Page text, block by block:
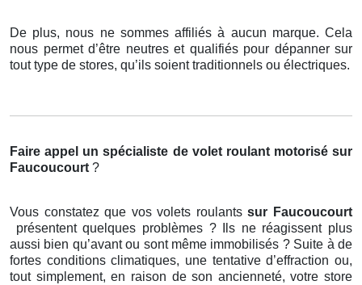
De plus, nous ne sommes affiliés à aucun marque. Cela
nous permet d’être neutres et qualifiés pour dépanner sur
tout type de stores, qu’ils soient traditionnels ou électriques.
Faire appel un spécialiste de volet roulant motorisé sur
Faucoucourt ?
Vous constatez que vos volets roulantssur Faucoucourt
présentent quelques problèmes ? Ils ne réagissent plus
aussi bien qu’avant ou sont même immobilisés ? Suite à de
fortes conditions climatiques, une tentative d’effraction ou,
tout simplement, en raison de son ancienneté, votre store